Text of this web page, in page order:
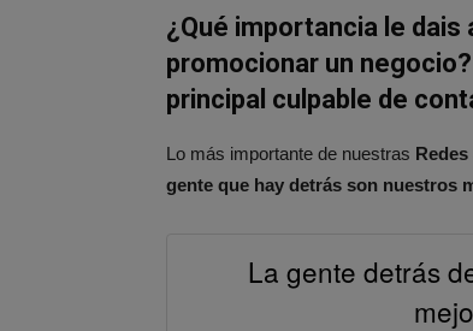
¿Qué importancia le dais
promocionar un
principal culpable de
Lo más importante de nuestras Redes
gente que hay detrás son nuestros
La gente detrás